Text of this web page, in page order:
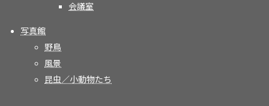
会議室
写真館
野鳥
風景
昆虫／小動物たち